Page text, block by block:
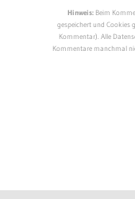
Hinweis:Beim
gespeichert und Cookies
Kommentar). Alle
Kommentare manchmal